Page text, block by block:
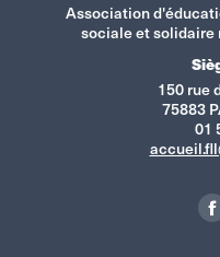
Association
sociale et solidaire
150 rue
75883
01